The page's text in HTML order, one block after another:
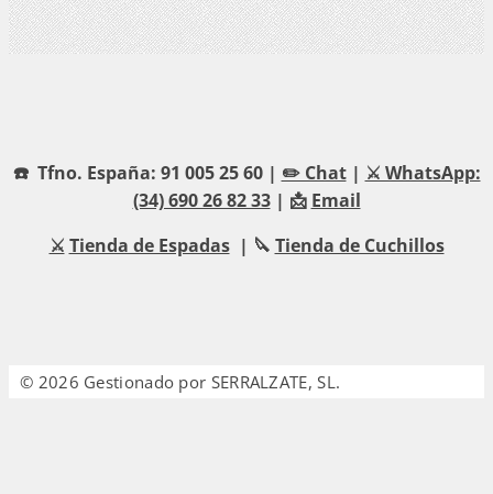
☎️ Tfno. España: 91 005 25 60 | ✏️ Chat| ⚔️ WhatsApp:
(34) 690 26 82 33| 📩 Email
⚔️ Tienda de Espadas| 🔪 Tienda de Cuchillos
© 2026 Gestionado por SERRALZATE, SL.